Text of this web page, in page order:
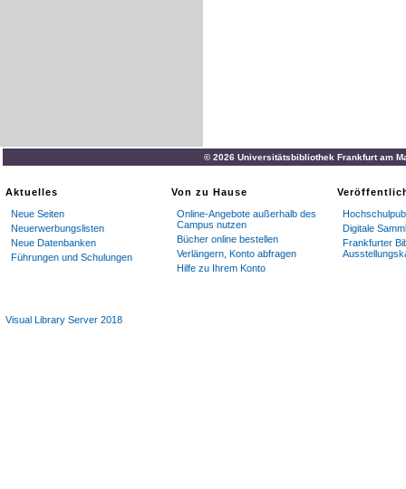
© 2026 Universitätsbibliothek Frankfurt am
Aktuelles
Neue Seiten
Neuerwerbungslisten
Neue Datenbanken
Führungen und Schulungen
Von zu Hause
Online-Angebote außerhalb des
Campus nutzen
Bücher online bestellen
Verlängern, Konto abfragen
Hilfe zu Ihrem Konto
Digitale
Frankfurter
Visual Library Server 2018